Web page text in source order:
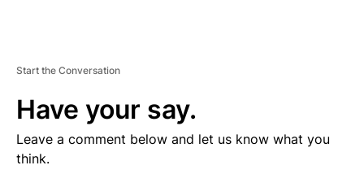
Start the Conversation
Have your say.
Leave a comment below and let us know what you
think.